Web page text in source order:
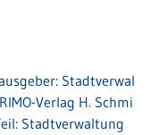
Stadtverwal
Verlag H. Schmi
Stadtverwaltung